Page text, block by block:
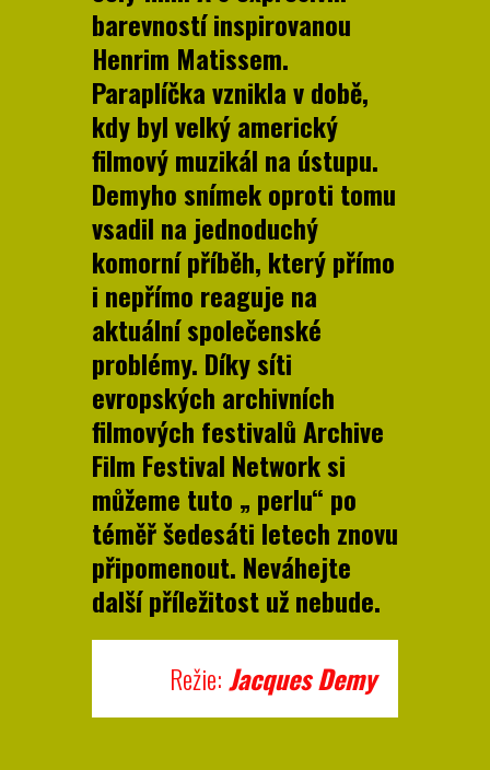
barevností inspirovanou
Henrim Matissem.
Paraplíčka vznikla v době,
kdy byl velký americký
filmový muzikál na ústupu.
Demyho snímek oproti tomu
vsadil na jednoduchý
komorní příběh, který přímo
i nepřímo reaguje na
aktuální společenské
problémy. Díky síti
evropských archivních
filmových festivalů Archive
Film Festival Network si
můžeme tuto „ perlu“ po
téměř šedesáti letech znovu
připomenout. Neváhejte
další příležitost už nebude.
Režie:Jacques Demy